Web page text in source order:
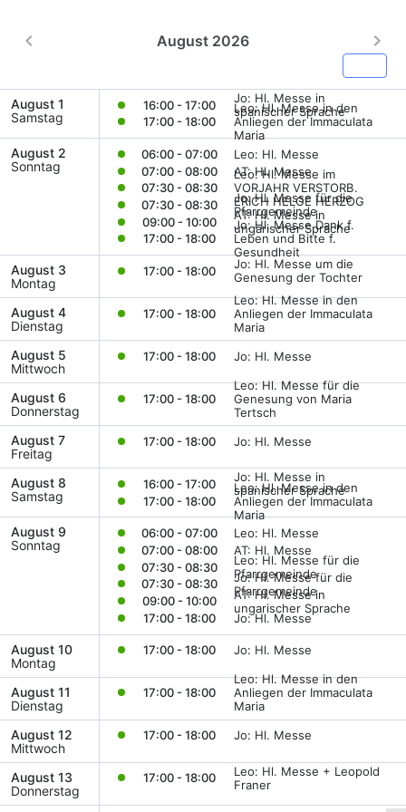
August 2026
August 1
Samstag
16:00 - 17:00
Jo: Hl. Messe in
spanischer Sprache
17:00 - 18:00
Leo: Hl. Messe in den
Anliegen der Immaculata
Maria
August 2
Sonntag
06:00 - 07:00
Leo: Hl. Messe
07:00 - 08:00
AT: Hl. Messe
07:30 - 08:30
Leo: Hl. Messe im
VORJAHR VERSTORB.
ERICH HELGE HERZOG
07:30 - 08:30
Jo: Hl. Messe für die
Pfarrgemeinde
09:00 - 10:00
AT: Hl. Messe in
ungarischer Sprache
17:00 - 18:00
Jo: Hl. Messe Dank f.
Leben und Bitte f.
Gesundheit
August 3
Montag
17:00 - 18:00
Jo: Hl. Messe um die
Genesung der Tochter
August 4
Dienstag
17:00 - 18:00
Leo: Hl. Messe in den
Anliegen der Immaculata
Maria
August 5
Mittwoch
17:00 - 18:00 Jo: Hl. Messe
August 6
Donnerstag
17:00 - 18:00
Leo: Hl. Messe für die
Genesung von Maria
Tertsch
August 7
Freitag
17:00 - 18:00 Jo: Hl. Messe
August 8
Samstag
16:00 - 17:00
Jo: Hl. Messe in
spanischer Sprache
17:00 - 18:00
Leo: Hl. Messe in den
Anliegen der Immaculata
Maria
August 9
Sonntag
06:00 - 07:00
Leo: Hl. Messe
07:00 - 08:00
AT: Hl. Messe
07:30 - 08:30
Leo: Hl. Messe für die
Pfarrgemeinde
07:30 - 08:30
Jo: Hl. Messe für die
Pfarrgemeinde
09:00 - 10:00
AT: Hl. Messe in
ungarischer Sprache
17:00 - 18:00 Jo: Hl. Messe
August 10
Montag
17:00 - 18:00 Jo: Hl. Messe
August 11
Dienstag
17:00 - 18:00
Leo: Hl. Messe in den
Anliegen der Immaculata
Maria
August 12
Mittwoch
17:00 - 18:00 Jo: Hl. Messe
August 13
Donnerstag
17:00 - 18:00
Leo: Hl. Messe + Leopold
Franer